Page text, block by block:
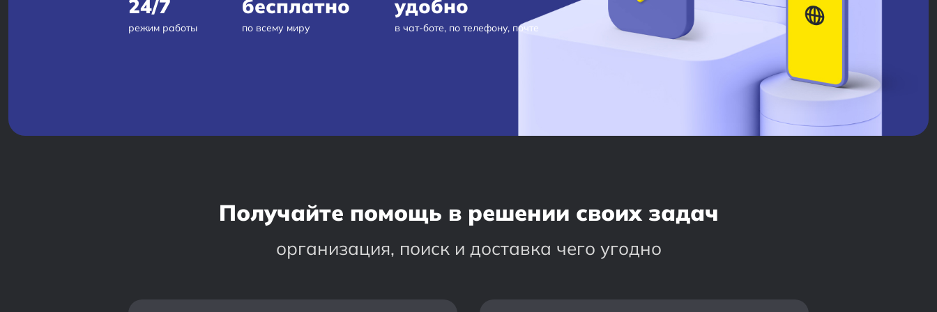
24/7
режим работы
бесплатно
по всему миру
удобно
в чат-боте, по телефону, почте
Получайте помощь в решении своих задач
организация, поиск и доставка чего угодно